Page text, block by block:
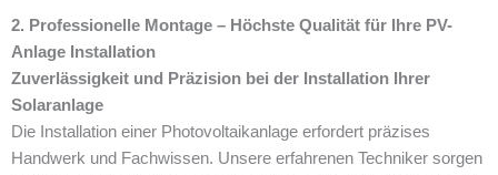
2. Professionelle Montage – Höchste Qualität für Ihre PV-
Anlage Installation
Zuverlässigkeit und Präzision bei der Installation Ihrer
Solaranlage
Die Installation einer Photovoltaikanlage erfordert präzises
Handwerk und Fachwissen. Unsere erfahrenen Techniker sorgen